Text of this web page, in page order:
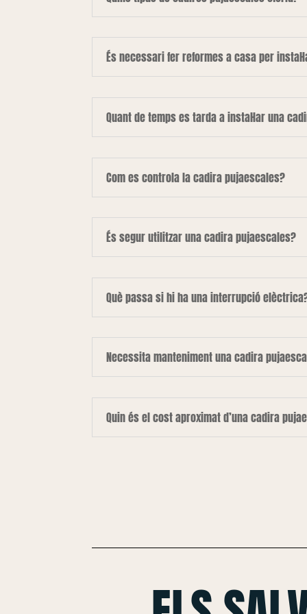
És necessari fer reformes a casa per
Quant de temps es tarda a instal·lar una
Com es controla la cadira pujaescales?
És segur utilitzar una cadira pujaescales?
Què passa si hi ha una interrupció
Necessita manteniment una cadira
Quin és el cost aproximat d’una cadira